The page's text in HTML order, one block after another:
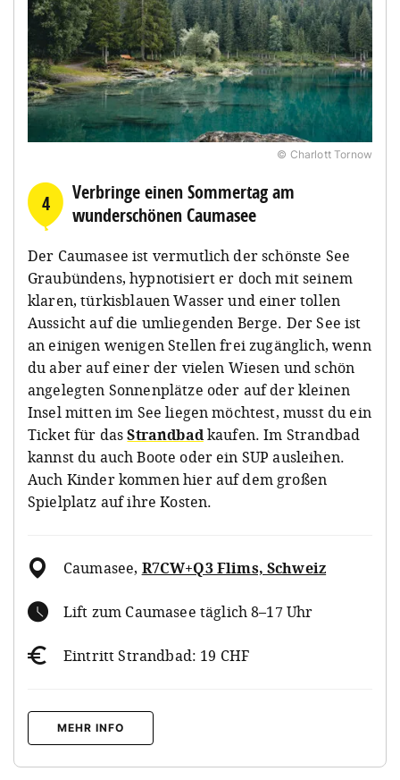
© Charlott Tornow
4
Verbringe einen Sommertag am
wunderschönen Caumasee
Der Caumasee ist vermutlich der schönste See
Graubündens, hypnotisiert er doch mit seinem
klaren, türkisblauen Wasser und einer tollen
Aussicht auf die umliegenden Berge. Der See ist
an einigen wenigen Stellen frei zugänglich, wenn
du aber auf einer der vielen Wiesen und schön
angelegten Sonnenplätze oder auf der kleinen
Insel mitten im See liegen möchtest, musst du ein
Ticket für dasStrandbadkaufen. Im Strandbad
kannst du auch Boote oder ein SUP ausleihen.
Auch Kinder kommen hier auf dem großen
Spielplatz auf ihre Kosten.
Caumasee, R7CW+Q3 Flims, Schweiz
Lift zum Caumasee täglich 8–17 Uhr
Eintritt Strandbad: 19 CHF
MEHR INFO